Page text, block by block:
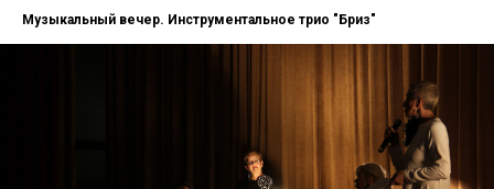
Музыкальный вечер. Инструментальное трио "Бриз"